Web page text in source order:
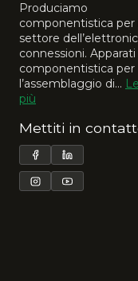
Produciamo
componentistica per
settore
connessioni. Apparati
componentistica per
l’assemblaggio di...
più
Mettiti in